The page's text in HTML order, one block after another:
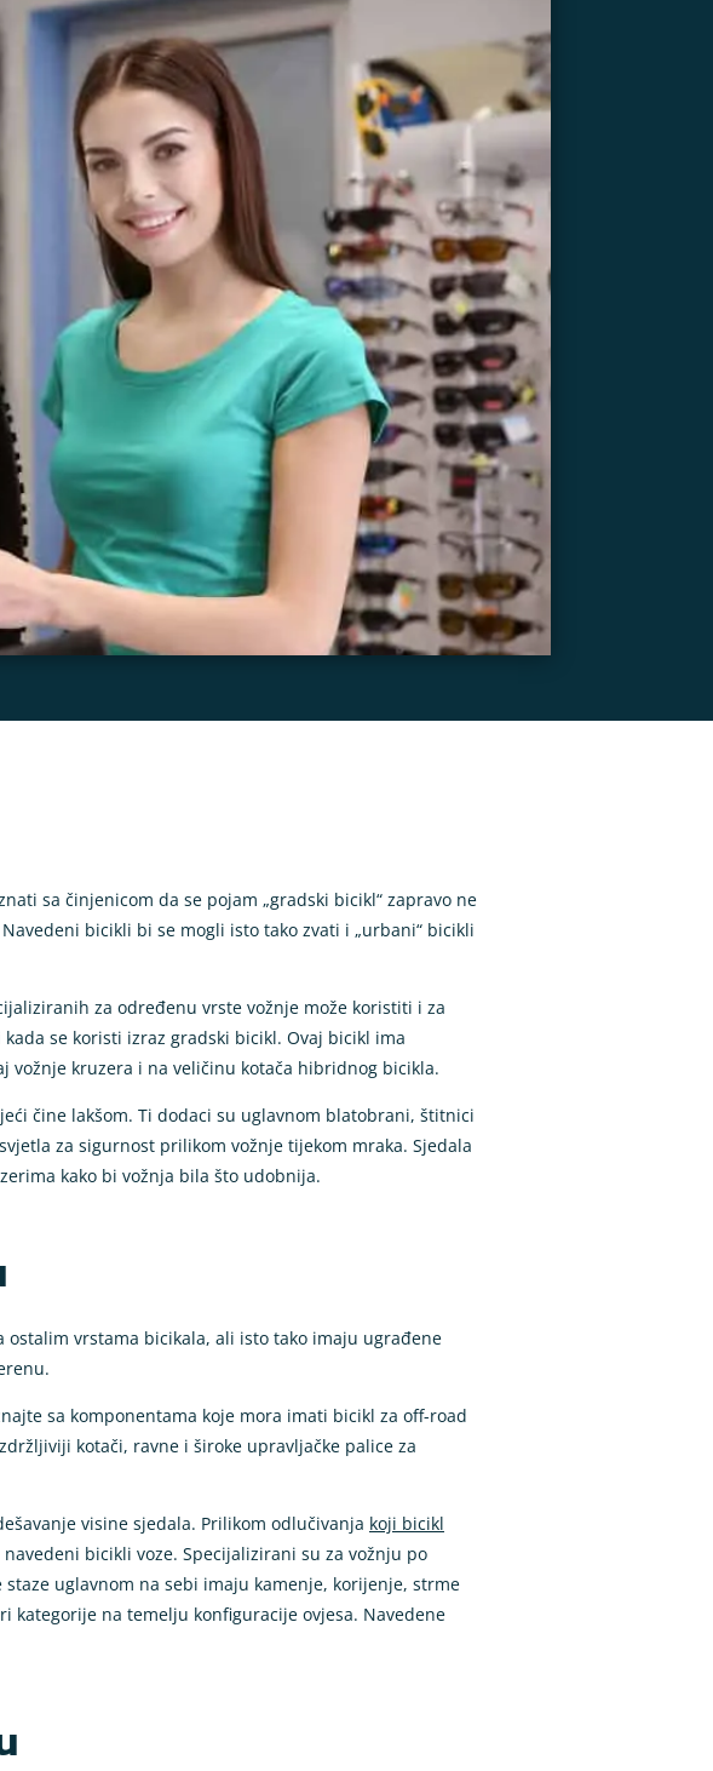
sa činjenicom da se pojam „gradski bicikl“ zapravo ne
bicikli bi se mogli isto tako zvati i „urbani“ bicikli
za određenu vrste vožnje može koristiti i za
se koristi izraz gradski bicikl. Ovaj bicikl ima
vožnje kruzera i na veličinu kotača hibridnog bicikla.
čine lakšom. Ti dodaci su uglavnom blatobrani, štitnici
za sigurnost prilikom vožnje tijekom mraka. Sjedala
kako bi vožnja bila što udobnija.
vrstama bicikala, ali isto tako imaju ugrađene
sa komponentama koje mora imati bicikl za off-road
kotači, ravne i široke upravljačke palice za
visine sjedala. Prilikom odlučivanja koji bicikl
bicikli voze. Specijalizirani su za vožnju po
uglavnom na sebi imaju kamenje, korijenje, strme
na temelju konfiguracije ovjesa. Navedene